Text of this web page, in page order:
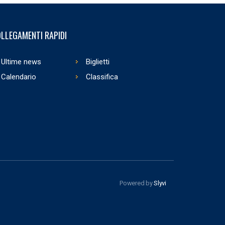
RAPIDI
Ultime news
Biglietti
Calendario
Classifica
Powered bySlyvi